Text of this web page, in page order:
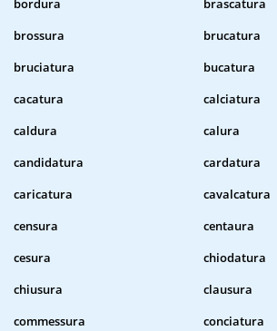
bordura
brascatura
brossura
brucatura
bruciatura
bucatura
cacatura
calciatura
caldura
calura
candidatura
cardatura
caricatura
cavalcatura
censura
centaura
cesura
chiodatura
chiusura
clausura
commessura
conciatura